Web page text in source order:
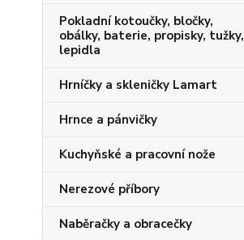
Pokladní kotoučky, bločky,
obálky, baterie, propisky, tužky,
lepidla
Hrníčky a skleničky Lamart
Hrnce a pánvičky
Kuchyňské a pracovní nože
Nerezové příbory
Naběračky a obracečky